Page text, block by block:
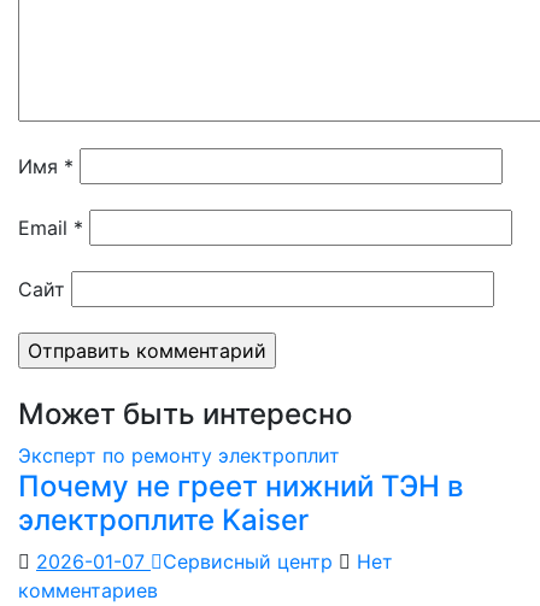
Имя *
Email *
Сайт
Может быть интересно
Эксперт по ремонту электроплит
Почему не греет нижний ТЭН в
электроплите Kaiser
2026-01-07 Сервисный центр
Нет
комментариев